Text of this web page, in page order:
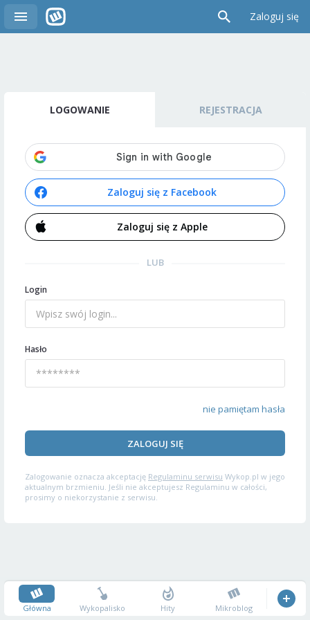
Zaloguj się
LOGOWANIE REJESTRACJA
Zaloguj się z Facebook
Zaloguj się z Apple
LUB
Login
Hasło
nie pamiętam hasła
ZALOGUJ SIĘ
Zalogowanie oznacza akceptację Regulaminu serwisu Wykop.pl w jego
aktualnym brzmieniu. Jeśli nie akceptujesz Regulaminu w całości,
prosimy o niekorzystanie z serwisu.
Główna Wykopalisko Hity Mikroblog